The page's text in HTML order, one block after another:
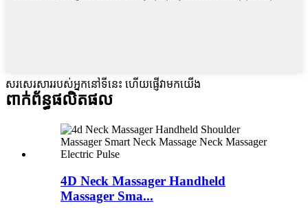
សរសេរសាររបស់អ្នកនៅទីនេះ ហើយផ្ញើវាមកយើង
ពាក់ព័ន្ធផលិតផល
4D Neck Massager Handheld
Massager Sma...